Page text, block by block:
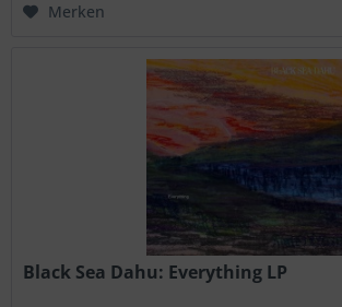
Merken
Black Sea Dahu: Everything LP